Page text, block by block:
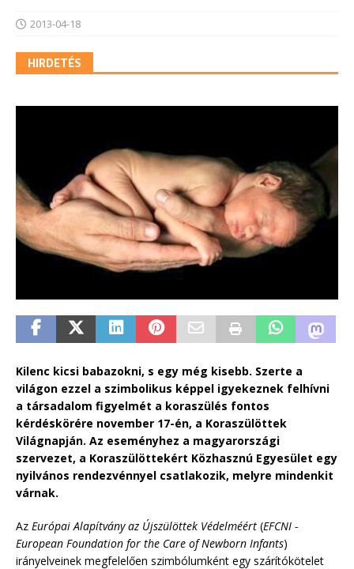
2013-04-18
HIRDETÉS
Kilenc kicsi babazokni, s egy még kisebb. Szerte a
világon ezzel a szimbolikus képpel igyekeznek felhívni
a társadalom figyelmét a koraszülés fontos
kérdéskörére november 17-én, a Koraszülöttek
Világnapján. Az eseményhez a magyarországi
szervezet, a Koraszülöttekért Közhasznú Egyesület egy
nyilvános rendezvénnyel csatlakozik, melyre mindenkit
várnak.
Az Európai Alapítvány az Újszülöttek Védelméért (EFCNI -
European Foundation for the Care of Newborn Infants)
irányelveinek megfelelően szimbólumként egy szárítókötelet